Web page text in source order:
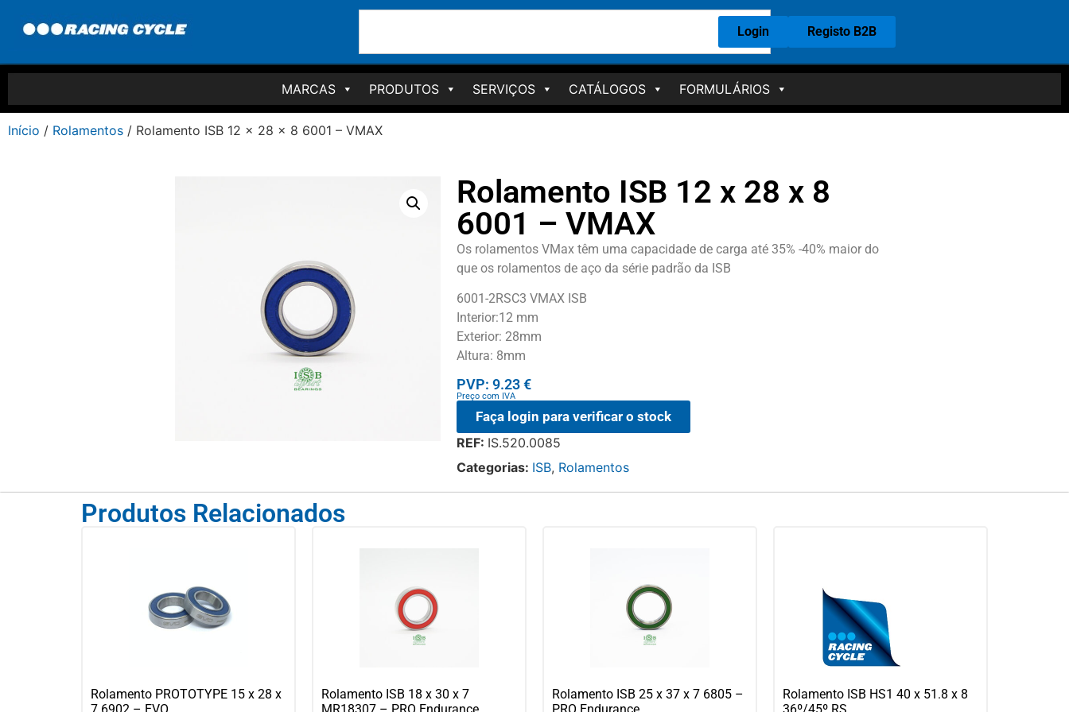
Login Registo B2B
MARCAS PRODUTOS SERVIÇOS CATÁLOGOS FORMULÁRIOS
Início / Rolamentos / Rolamento ISB 12 x 28 x 8 6001 – VMAX
Rolamento ISB 12 x 28 x 8
6001 – VMAX
Os rolamentos VMax têm uma capacidade de carga até 35% -40% maior do
que os rolamentos de aço da série padrão da ISB
6001-2RSC3 VMAX ISB
Interior:12 mm
Exterior: 28mm
Altura: 8mm
PVP: 9.23 €
Preço com IVA
Faça login para verificar o stock
REF: IS.520.0085
Categorias: ISB, Rolamentos
Produtos Relacionados
Rolamento PROTOTYPE 15 x 28 x
Rolamento ISB 18 x 30 x 7
Rolamento ISB 25 x 37 x 7 6805 –
Rolamento ISB HS1 40 x 51.8 x 8